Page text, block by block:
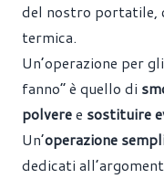
del nostro portatile,
termica.
Un’operazione per
fanno” è quello di
polveree sostituire
Un’operazione
dedicati